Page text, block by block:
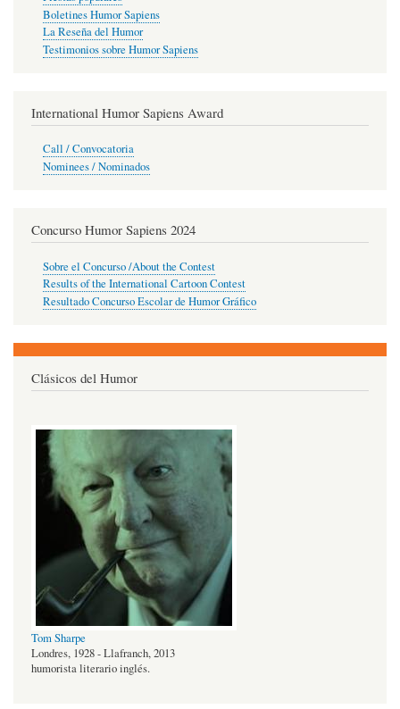
Boletines Humor Sapiens
La Reseña del Humor
Testimonios sobre Humor Sapiens
International Humor Sapiens Award
Call / Convocatoria
Nominees / Nominados
Concurso Humor Sapiens 2024
Sobre el Concurso /About the Contest
Results of the International Cartoon Contest
Resultado Concurso Escolar de Humor Gráfico
Clásicos del Humor
Tom Sharpe
Londres, 1928 - Llafranch, 2013
humorista literario inglés.